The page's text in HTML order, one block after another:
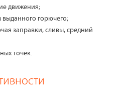
движения;
горючего;
заправки, сливы, средний
точек.